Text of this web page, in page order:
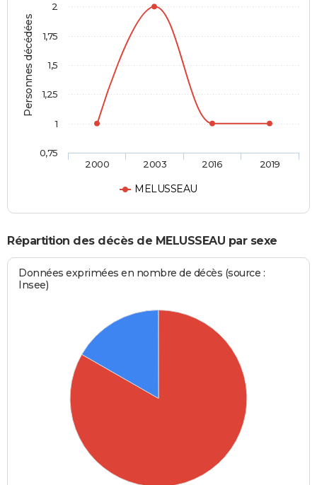
Personnes décédées
MELUSSEAU
2000 2003 2016 2019
0,75
1
1,25
1,5
1,75
2
Répartition des décès de MELUSSEAU par sexe
Données exprimées en nombre de décès (source :
Insee)